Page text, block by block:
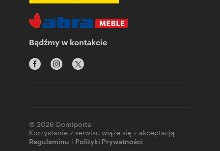
Bądźmy w kontakcie
© 2026 Domiporta
Korzystanie z serwisu wiąże się z akceptacją
Regulaminu i Polityki Prywatności